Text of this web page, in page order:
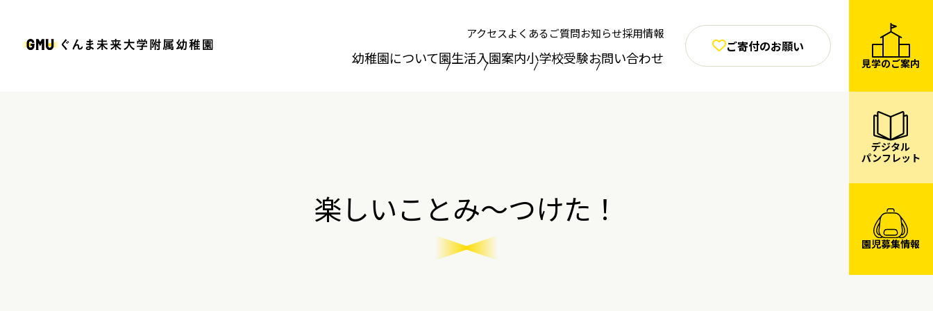
アクセスよくあるご質問お知らせ採用情報
幼稚園について園生活入園案内小学校受験お問い合わせ
ご寄付のお願い
見学のご案内
デジタル
パンフレット
園児募集情報
楽しいことみ～つけた！